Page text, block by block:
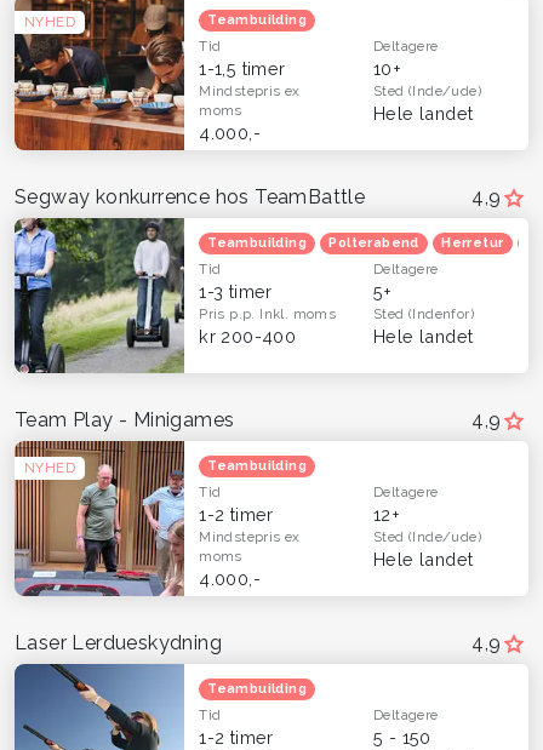
NYHED Teambuilding
Tid
1-1,5 timer
Deltagere
10+
Mindstepris ex
moms
4.000,-
Sted(Inde/ude)
Hele landet
4,9
Segway konkurrence hos TeamBattle
Teambuilding Polterabend Herretur
Tid
1-3 timer
Deltagere
5+
Pris p.p. Inkl. moms
kr 200-400
Sted(Indenfor)
Hele landet
4,9
NYHED
Team Play - Minigames
Teambuilding
Tid
1-2 timer
Deltagere
12+
Mindstepris ex
moms
4.000,-
Sted(Inde/ude)
Hele landet
4,9
Laser Lerdueskydning
Teambuilding
Tid
1-2 timer
Deltagere
5 - 150